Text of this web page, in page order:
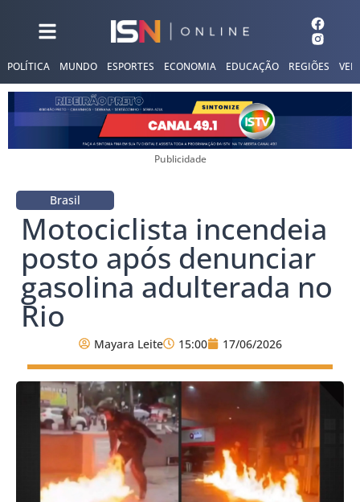
POLÍTICA MUNDO ESPORTES ECONOMIA EDUCAÇÃO REGIÕES
Publicidade
Brasil
Motociclista incendeia
posto após denunciar
gasolina adulterada no
Rio
Mayara Leite 15:00 17/06/2026